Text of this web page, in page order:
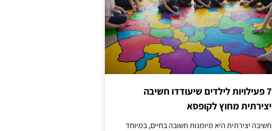
7 פעילויות לילדים שיעודדו חשיבה
יצירתית מחוץ לקופסא
חשיבה יצירתית היא מיומנות חשובה בחיים, במיוחד